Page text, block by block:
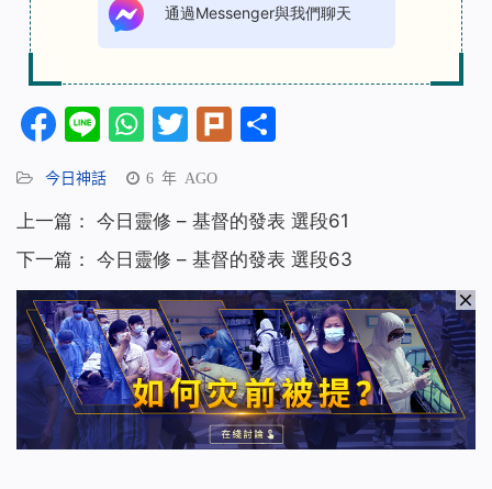
通過Messenger與我們聊天
Facebook
LineWhatsApp
Twitter
Plurk
今日神話 6 年 AGO
上一篇： 今日靈修 – 基督的發表 選段61
下一篇： 今日靈修 – 基督的發表 選段63